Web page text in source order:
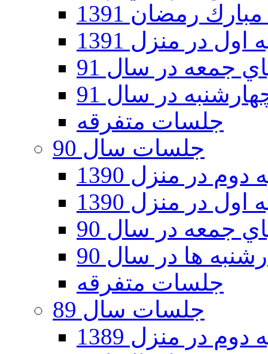
رمضان 1391
در منزل 1391
جمعه در سال 91
در سال 91
جلسات متفرقه
جلسات سال 90
در منزل 1390
در منزل 1390
جمعه در سال 90
ها در سال 90
جلسات متفرقه
جلسات سال 89
در منزل 1389